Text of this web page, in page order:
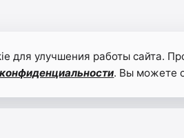
для улучшения работы сайта.
. Вы можете